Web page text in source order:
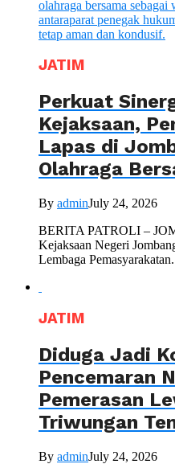
JATIM
Perkuat
Kejaksaan,
Lapas di
Olahraga
By adminJuly 24, 2026
BERITA PATROLI –
Kejaksaan Negeri
Lembaga
JATIM
Diduga Jadi
Pencemaran
Pemerasan
Triwungan
By adminJuly 24, 2026